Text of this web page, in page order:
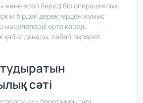
платформалар CRM, жеткізу,
есеп беруді бір операциялық
бірдей деректерден жұмыс
мәселелерді ерте көреді.
себебі ақпарат
тудыратын
сәті